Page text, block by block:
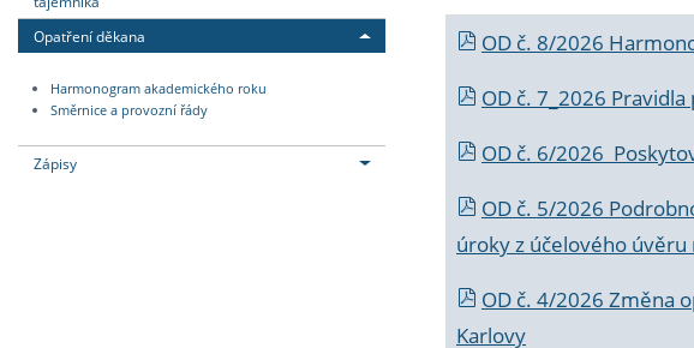
Opatření děkana
Harmonogram akademického roku
Směrnice a provozní řády
Zápisy
OD č. 8/2026
OD č. 7_2026
OD č. 6/2026
OD č. 5/2026
úroky z účelového
OD č. 4/2026 Změna
Karlovy